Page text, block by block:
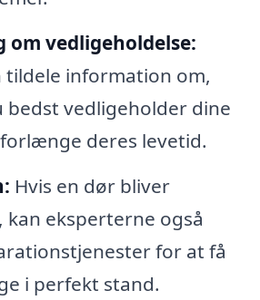
om vedligeholdelse:
tildele information om,
bedst vedligeholder dine
deres levetid.
Hvis en dør bliver
kan eksperterne også
for at få
i perfekt stand.